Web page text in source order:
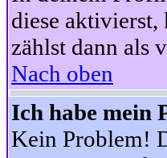
diese
zählst dann als
Nach oben
Ich habe mein
Kein Problem!